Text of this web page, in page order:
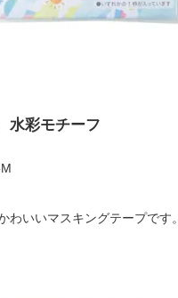
水彩モチーフ
いいマスキングテープです。